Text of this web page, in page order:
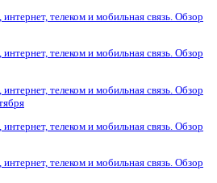
телеком и мобильная связь. Обзор
телеком и мобильная связь. Обзор
телеком и мобильная связь. Обзор
телеком и мобильная связь. Обзор
телеком и мобильная связь. Обзор